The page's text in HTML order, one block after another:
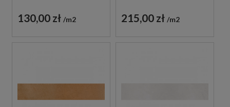
GRESOWE
130,00 zł m2 215,00 zł m2